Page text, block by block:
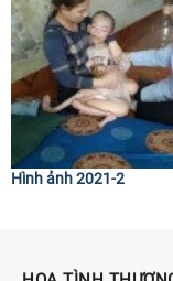
Hình ảnh 2021-2